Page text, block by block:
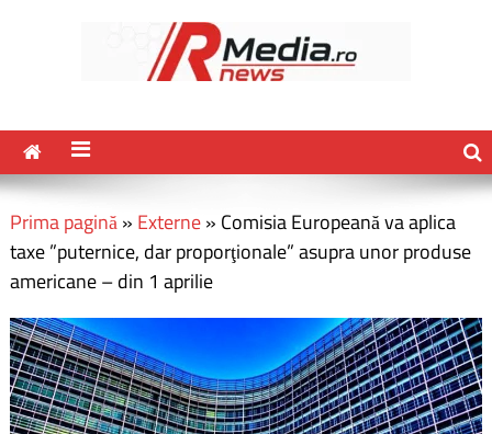
Prima pagină» Externe» Comisia Europeană va aplica
taxe ”puternice, dar proporţionale” asupra unor produse
americane – din 1 aprilie